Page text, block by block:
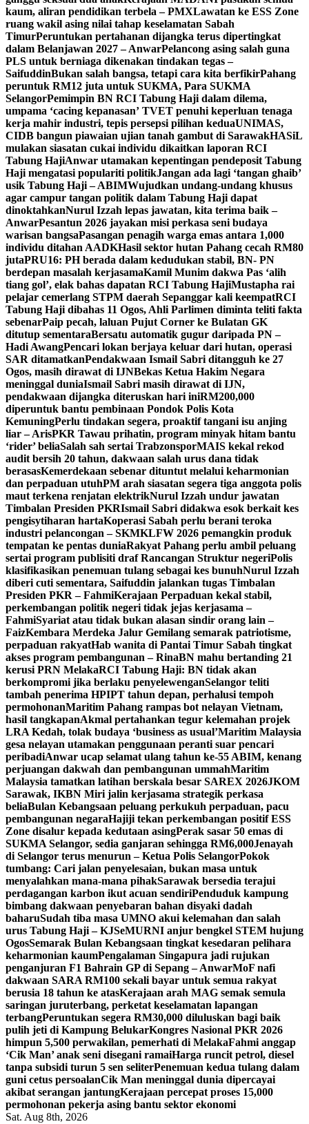
kaum, aliran pendidikan terbela – PMXLawatan ke ESS Zone
ruang wakil asing nilai tahap keselamatan Sabah
TimurPeruntukan pertahanan dijangka terus dipertingkat
dalam Belanjawan 2027 – AnwarPelancong asing salah guna
PLS untuk berniaga dikenakan tindakan tegas –
SaifuddinBukan salah bangsa, tetapi cara kita berfikirPahang
peruntuk RM12 juta untuk SUKMA, Para SUKMA
SelangorPemimpin BN RCI Tabung Haji dalam dilema,
umpama ‘cacing kepanasan’ TVET penuhi keperluan tenaga
kerja mahir industri, tepis persepsi pilihan keduaUNIMAS,
CIDB bangun piawaian ujian tanah gambut di SarawakHASiL
mulakan siasatan cukai individu dikaitkan laporan RCI
Tabung HajiAnwar utamakan kepentingan pendeposit Tabung
Haji mengatasi populariti politikJangan ada lagi ‘tangan ghaib’
usik Tabung Haji – ABIMWujudkan undang-undang khusus
agar campur tangan politik dalam Tabung Haji dapat
dinoktahkanNurul Izzah lepas jawatan, kita terima baik –
AnwarPesantun 2026 jayakan misi perkasa seni budaya
warisan bangsaPasangan penagih warga emas antara 1,000
individu ditahan AADKHasil sektor hutan Pahang cecah RM80
jutaPRU16: PH berada dalam kedudukan stabil, BN- PN
berdepan masalah kerjasamaKamil Munim dakwa Pas ‘alih
tiang gol’, elak bahas dapatan RCI Tabung HajiMustapha rai
pelajar cemerlang STPM daerah Sepanggar kali keempatRCI
Tabung Haji dibahas 11 Ogos, Ahli Parlimen diminta teliti fakta
sebenarPaip pecah, laluan Pujut Corner ke Bulatan GK
ditutup sementaraBersatu automatik gugur daripada PN –
Hadi AwangPencari lokan berjaya keluar dari hutan, operasi
SAR ditamatkanPendakwaan Ismail Sabri ditangguh ke 27
Ogos, masih dirawat di IJNBekas Ketua Hakim Negara
meninggal duniaIsmail Sabri masih dirawat di IJN,
pendakwaan dijangka diteruskan hari iniRM200,000
diperuntuk bantu pembinaan Pondok Polis Kota
KemuningPerlu tindakan segera, proaktif tangani isu anjing
liar – ArisPKR Tawau prihatin, program minyak hitam bantu
‘rider’ beliaSalah sah sertai TrabzonsporMAIS kekal rekod
audit bersih 20 tahun, dakwaan salah urus dana tidak
berasasKemerdekaan sebenar dituntut melalui keharmonian
dan perpaduan utuhPM arah siasatan segera tiga anggota polis
maut terkena renjatan elektrikNurul Izzah undur jawatan
Timbalan Presiden PKRIsmail Sabri didakwa esok berkait kes
pengisytiharan hartaKoperasi Sabah perlu berani teroka
industri pelancongan – SKMKLFW 2026 pemangkin produk
tempatan ke pentas duniaRakyat Pahang perlu ambil peluang
sertai program publisiti draf Rancangan Struktur negeriPolis
klasifikasikan penemuan tulang sebagai kes bunuhNurul Izzah
diberi cuti sementara, Saifuddin jalankan tugas Timbalan
Presiden PKR – FahmiKerajaan Perpaduan kekal stabil,
perkembangan politik negeri tidak jejas kerjasama –
FahmiSyariat atau tidak bukan alasan sindir orang lain –
FaizKembara Merdeka Jalur Gemilang semarak patriotisme,
perpaduan rakyatHab wanita di Pantai Timur Sabah tingkat
akses program pembangunan – RinaBN mahu bertanding 21
kerusi PRN MelakaRCI Tabung Haji: BN tidak akan
berkompromi jika berlaku penyelewenganSelangor teliti
tambah penerima HPIPT tahun depan, perhalusi tempoh
permohonanMaritim Pahang rampas bot nelayan Vietnam,
hasil tangkapanAkmal pertahankan tegur kelemahan projek
LRA Kedah, tolak budaya ‘business as usual’Maritim Malaysia
gesa nelayan utamakan penggunaan peranti suar pencari
peribadiAnwar ucap selamat ulang tahun ke-55 ABIM, kenang
perjuangan dakwah dan pembangunan ummahMaritim
Malaysia tamatkan latihan berskala besar SAREX 2026JKOM
Sarawak, IKBN Miri jalin kerjasama strategik perkasa
beliaBulan Kebangsaan peluang perkukuh perpaduan, pacu
pembangunan negaraHajiji tekan perkembangan positif ESS
Zone disalur kepada kedutaan asingPerak sasar 50 emas di
SUKMA Selangor, sedia ganjaran sehingga RM6,000Jenayah
di Selangor terus menurun – Ketua Polis SelangorPokok
tumbang: Cari jalan penyelesaian, bukan masa untuk
menyalahkan mana-mana pihakSarawak bersedia terajui
perdagangan karbon ikut acuan sendiriPenduduk kampung
bimbang dakwaan penyebaran bahan disyaki dadah
baharuSudah tiba masa UMNO akui kelemahan dan salah
urus Tabung Haji – KJSeMURNI anjur bengkel STEM hujung
OgosSemarak Bulan Kebangsaan tingkat kesedaran pelihara
keharmonian kaumPengalaman Singapura jadi rujukan
penganjuran F1 Bahrain GP di Sepang – AnwarMoF nafi
dakwaan SARA RM100 sekali bayar untuk semua rakyat
berusia 18 tahun ke atasKerajaan arah MAG semak semula
saringan juruterbang, perketat keselamatan lapangan
terbangPeruntukan segera RM30,000 diluluskan bagi baik
pulih jeti di Kampung BelukarKongres Nasional PKR 2026
himpun 5,500 perwakilan, pemerhati di MelakaFahmi anggap
‘Cik Man’ anak seni disegani ramaiHarga runcit petrol, diesel
tanpa subsidi turun 5 sen seliterPenemuan kedua tulang dalam
guni cetus persoalanCik Man meninggal dunia dipercayai
akibat serangan jantungKerajaan percepat proses 15,000
permohonan pekerja asing bantu sektor ekonomi
Sat. Aug 8th, 2026